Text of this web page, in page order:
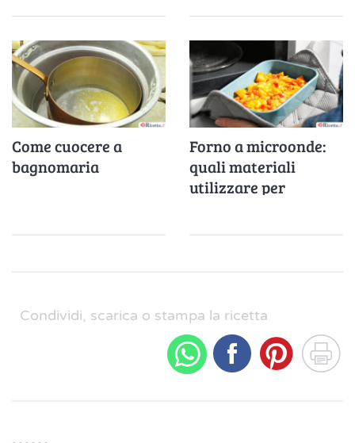
Come cuocere a
bagnomaria
Forno a microonde:
quali materiali
utilizzare per
Condividi, scarica o stampa la ricetta